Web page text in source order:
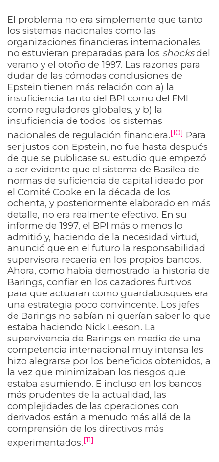
El problema no era simplemente que tanto
los sistemas nacionales como las
organizaciones financieras internacionales
no estuvieran preparadas para los shocksdel
verano y el otoño de 1997. Las razones para
dudar de las cómodas conclusiones de
Epstein tienen más relación con a) la
insuficiencia tanto del BPI como del FMI
como reguladores globales, y b) la
insuficiencia de todos los sistemas
nacionales de regulación financiera.[10] Para
ser justos con Epstein, no fue hasta después
de que se publicase su estudio que empezó
a ser evidente que el sistema de Basilea de
normas de suficiencia de capital ideado por
el Comité Cooke en la década de los
ochenta, y posteriormente elaborado en más
detalle, no era realmente efectivo. En su
informe de 1997, el BPI más o menos lo
admitió y, haciendo de la necesidad virtud,
anunció que en el futuro la responsabilidad
supervisora ​​recaería en los propios bancos.
Ahora, como había demostrado la historia de
Barings, confiar en los cazadores furtivos
para que actuaran como guardabosques era
una estrategia poco convincente. Los jefes
de Barings no sabían ni querían saber lo que
estaba haciendo Nick Leeson. La
supervivencia de Barings en medio de una
competencia internacional muy intensa les
hizo alegrarse por los beneficios obtenidos, a
la vez que minimizaban los riesgos que
estaba asumiendo. E incluso en los bancos
más prudentes de la actualidad, las
complejidades de las operaciones con
derivados están a menudo más allá de la
comprensión de los directivos más
experimentados.[11]